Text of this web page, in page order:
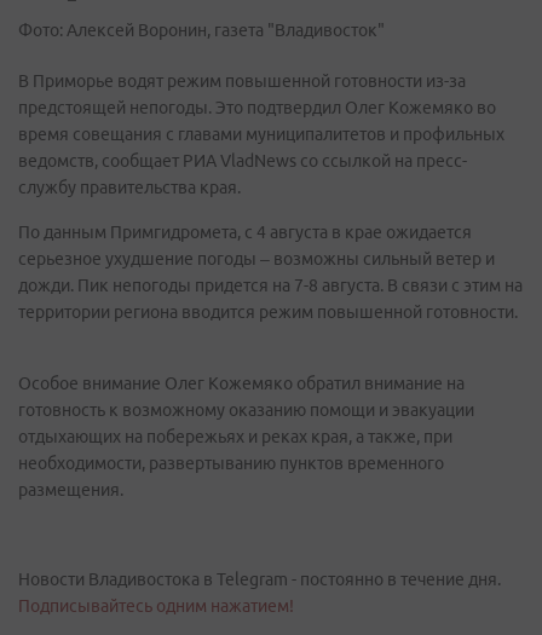
Фото: Алексей Воронин, газета "Владивосток"
В Приморье водят режим повышенной готовности из-за
предстоящей непогоды. Это подтвердил Олег Кожемяко во
время совещания с главами муниципалитетов и профильных
ведомств, сообщает РИА VladNews со ссылкой на пресс-
службу правительства края.
По данным Примгидромета, с 4 августа в крае ожидается
серьезное ухудшение погоды – возможны сильный ветер и
дожди. Пик непогоды придется на 7-8 августа. В связи с этим на
территории региона вводится режим повышенной готовности.
Особое внимание Олег Кожемяко обратил внимание на
готовность к возможному оказанию помощи и эвакуации
отдыхающих на побережьях и реках края, а также, при
необходимости, развертыванию пунктов временного
размещения.
Новости Владивостока в Telegram - постоянно в течение дня.
Подписывайтесь одним нажатием!